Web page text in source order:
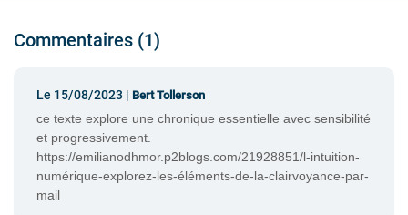
Commentaires (1)
Le 15/08/2023 | Bert Tollerson
ce texte explore une chronique essentielle avec sensibilité
et progressivement.
https://emilianodhmor.p2blogs.com/21928851/l-intuition-
numérique-explorez-les-éléments-de-la-clairvoyance-par-
mail